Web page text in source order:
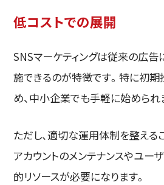
低コストでの展開
SNSマーケティングは従来の広告
施できるのが特徴です。特に初
め、中小企業でも手軽に始められ
ただし、適切な運用体制を整える
アカウントのメンテナンスやユー
的リソースが必要になります。